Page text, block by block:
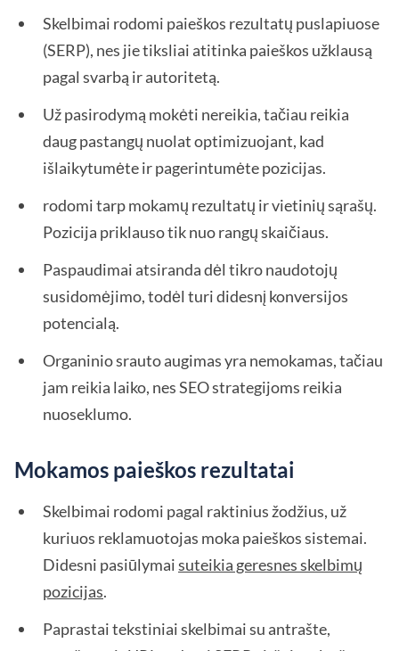
Skelbimai rodomi paieškos rezultatų puslapiuose
(SERP), nes jie tiksliai atitinka paieškos užklausą
pagal svarbą ir autoritetą.
Už pasirodymą mokėti nereikia, tačiau reikia
daug pastangų nuolat optimizuojant, kad
išlaikytumėte ir pagerintumėte pozicijas.
rodomi tarp mokamų rezultatų ir vietinių sąrašų.
Pozicija priklauso tik nuo rangų skaičiaus.
Paspaudimai atsiranda dėl tikro naudotojų
susidomėjimo, todėl turi didesnį konversijos
potencialą.
Organinio srauto augimas yra nemokamas, tačiau
jam reikia laiko, nes SEO strategijoms reikia
nuoseklumo.
Mokamos paieškos rezultatai
Skelbimai rodomi pagal raktinius žodžius, už
kuriuos reklamuotojas moka paieškos sistemai.
Didesni pasiūlymaisuteikia geresnes skelbimų
pozicijas.
Paprastai tekstiniai skelbimai su antrašte,